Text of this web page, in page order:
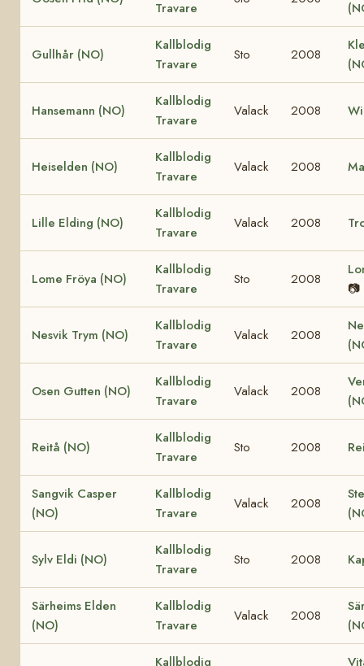
Travare
Gullhår (NO)
Kallblodig
Travare
Sto 2008
Hansemann (NO)
Kallblodig
Travare
Valack 2008
Heiselden (NO)
Kallblodig
Travare
Valack 2008
Lille Elding (NO)
Kallblodig
Travare
Valack 2008
Lome Fröya (NO)
Kallblodig
Travare
Sto 2008
📷
Nesvik Trym (NO)
Kallblodig
Travare
Valack 2008
Osen Gutten (NO)
Kallblodig
Travare
Valack 2008
Reitå (NO)
Kallblodig
Travare
Sto 2008
Sangvik Casper
(NO)
Kallblodig
Travare
Valack 2008
Sylv Eldi (NO)
Kallblodig
Travare
Sto 2008
Särheims Elden
(NO)
Kallblodig
Travare
Valack 2008
Kallblodig